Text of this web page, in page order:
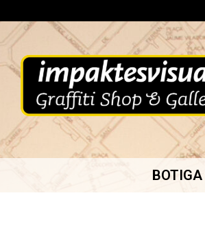
to
content
IMPAKTES
VISUALSBOTIGA